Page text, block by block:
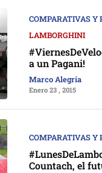
COMPARATIVAS Y
LAMBORGHINI
a un Pagani!
Marco Alegría
Enero 23 , 2015
COMPARATIVAS Y
Countach, el